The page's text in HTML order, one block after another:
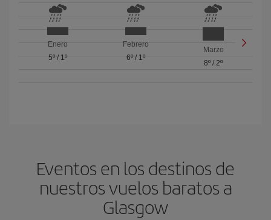
Enero
5º/ 1º
Febrero
6º/ 1º
Marzo
8º /2º
Eventos en los destinos de
nuestros vuelos baratos a
Glasgow